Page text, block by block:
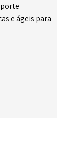
e ágeis para